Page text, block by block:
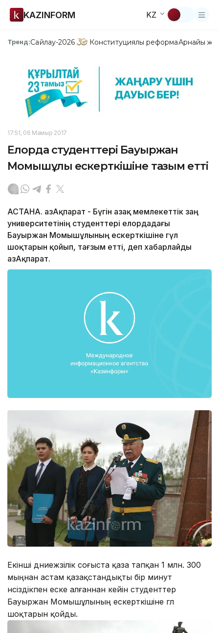
KAZINFORM KZ
Тренд:Сайлау-2026 Конституциялық реформаАрнайы
17:51, 06 Мамыр 2017
Елорда студенттері Бауыржан
Момышұлы ескерткішіне тағзым етті
АСТАНА. ҚазАқпарат - Бүгін Қазақ мемлекеттік заң
университетінің студенттері елордадағы
Бауыржан Момышұлының ескерткішіне гүл
шоқтарын қойып, тағзым етті, деп хабарлайды
ҚазАқпарат.
Екінші дүниежүзілік соғыста қаза тапқан 1 млн. 300
мыңнан астам қазақстандықты бір минут
үнсіздікпен еске алғаннан кейін студенттер
Бауыржан Момышұлының ескерткішіне гүл
шоқтарын қойды.